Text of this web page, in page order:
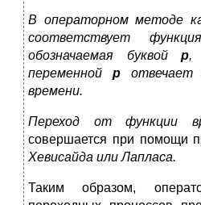
В операторном методе
соответствует
обозначаемая буквойр,
переменной р отвечает
времени.
Переход от функции
совершается при помощи
Хевисайда или Лапласа.
Таким образом,